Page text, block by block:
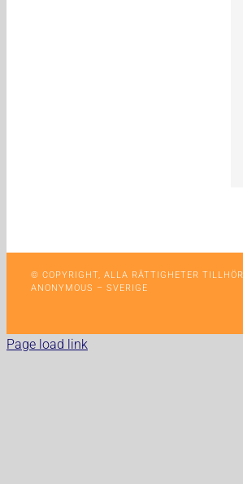
© COPYRIGHT, ALLA RÄTTIGHETER
ANONYMOUS – SVERIGE
Page load link